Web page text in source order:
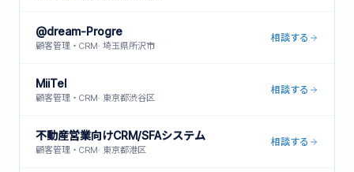
@dream-Progre
顧客管理・CRM· 埼玉県所沢市
相談する
MiiTel
顧客管理・CRM· 東京都渋谷区
相談する
不動産営業向けCRM/SFAシステム
顧客管理・CRM· 東京都港区
相談する